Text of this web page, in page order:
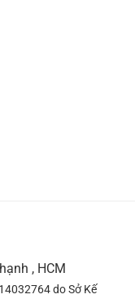
, HCM
do Sở Kế